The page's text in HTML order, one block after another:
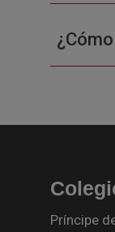
Príncipe